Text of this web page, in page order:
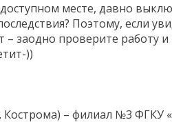
месте, давно
Поэтому, если
заодно проверите
))
Кострома) – филиал №3 ФГКУ